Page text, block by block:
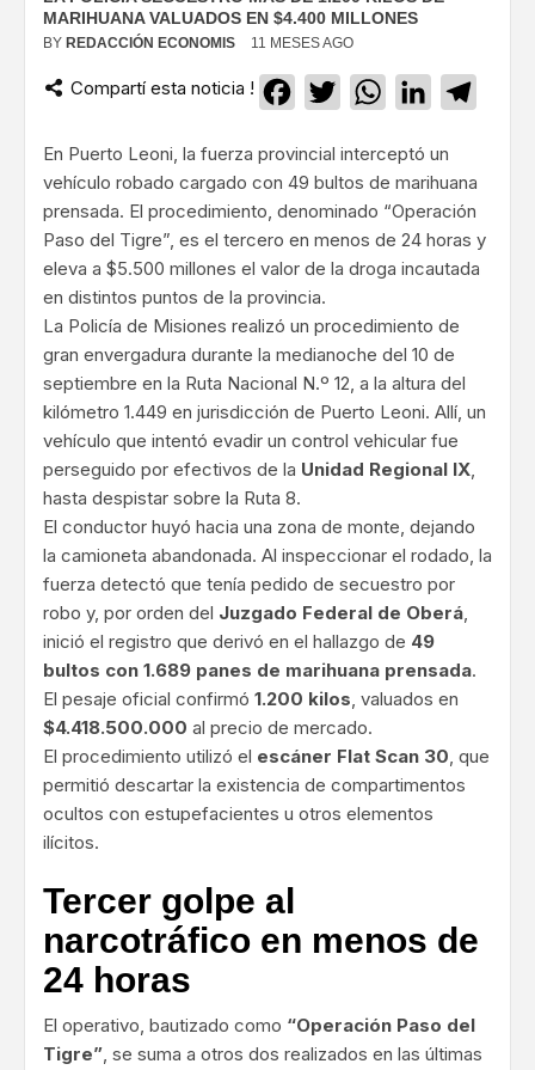
MARIHUANA VALUADOS EN $4.400 MILLONES
BY REDACCIÓN ECONOMIS 11 MESES AGO
Compartí esta noticia ! Facebook
TwitterWhatsApp
LinkedIn
En Puerto Leoni, la fuerza provincial interceptó un
vehículo robado cargado con 49 bultos de marihuana
prensada. El procedimiento, denominado “Operación
Paso del Tigre”, es el tercero en menos de 24 horas y
eleva a $5.500 millones el valor de la droga incautada
en distintos puntos de la provincia.
La Policía de Misiones realizó un procedimiento de
gran envergadura durante la medianoche del 10 de
septiembre en la Ruta Nacional N.º 12, a la altura del
kilómetro 1.449 en jurisdicción de Puerto Leoni. Allí, un
vehículo que intentó evadir un control vehicular fue
perseguido por efectivos de la Unidad Regional IX,
hasta despistar sobre la Ruta 8.
El conductor huyó hacia una zona de monte, dejando
la camioneta abandonada. Al inspeccionar el rodado, la
fuerza detectó que tenía pedido de secuestro por
robo y, por orden del Juzgado Federal de Oberá,
inició el registro que derivó en el hallazgo de 49
bultos con 1.689 panes de marihuana prensada.
El pesaje oficial confirmó 1.200 kilos, valuados en
$4.418.500.000 al precio de mercado.
El procedimiento utilizó el escáner Flat Scan 30, que
permitió descartar la existencia de compartimentos
ocultos con estupefacientes u otros elementos
ilícitos.
Tercer golpe al
narcotráfico en menos de
24 horas
El operativo, bautizado como “Operación Paso del
Tigre”, se suma a otros dos realizados en las últimas